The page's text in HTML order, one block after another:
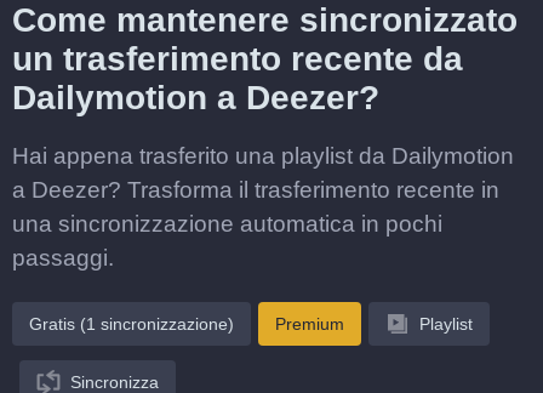
Come mantenere sincronizzato
un trasferimento recente da
Dailymotion a Deezer?
Hai appena trasferito una playlist da Dailymotion
a Deezer? Trasforma il trasferimento recente in
una sincronizzazione automatica in pochi
passaggi.
Gratis (1 sincronizzazione) Premium Playlist
Sincronizza